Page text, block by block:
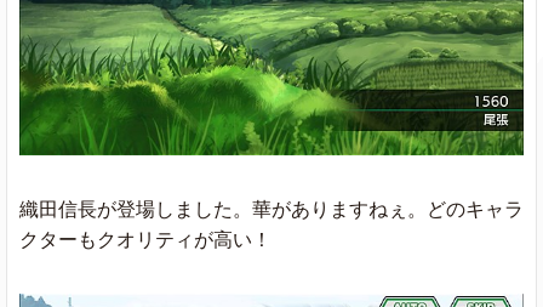
織田信長が登場しました。華がありますねぇ。どのキャラ
クターもクオリティが高い！